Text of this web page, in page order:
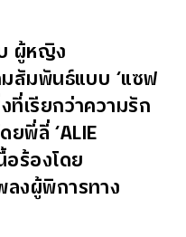
ผู้หญิง
มสัมพันธ์แบบ ‘แซฟ
ที่เรียกว่าความรัก
ดยพี่ลี่ ‘ALIE
อร้องโดย
ลงผู้พิการทาง